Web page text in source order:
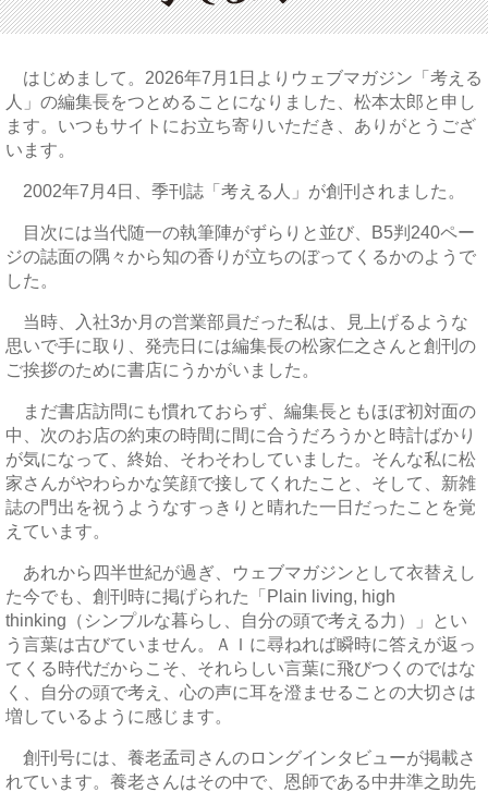
はじめまして。2026年7月1日よりウェブマガジン「考える
人」の編集長をつとめることになりました、松本太郎と申し
ます。いつもサイトにお立ち寄りいただき、ありがとうござ
います。
2002年7月4日、季刊誌「考える人」が創刊されました。
目次には当代随一の執筆陣がずらりと並び、B5判240ペー
ジの誌面の隅々から知の香りが立ちのぼってくるかのようで
した。
当時、入社3か月の営業部員だった私は、見上げるような
思いで手に取り、発売日には編集長の松家仁之さんと創刊の
ご挨拶のために書店にうかがいました。
まだ書店訪問にも慣れておらず、編集長ともほぼ初対面の
中、次のお店の約束の時間に間に合うだろうかと時計ばかり
が気になって、終始、そわそわしていました。そんな私に松
家さんがやわらかな笑顔で接してくれたこと、そして、新雑
誌の門出を祝うようなすっきりと晴れた一日だったことを覚
えています。
あれから四半世紀が過ぎ、ウェブマガジンとして衣替えし
た今でも、創刊時に掲げられた「Plain living, high
thinking（シンプルな暮らし、自分の頭で考える力）」とい
う言葉は古びていません。ＡＩに尋ねれば瞬時に答えが返っ
てくる時代だからこそ、それらしい言葉に飛びつくのではな
く、自分の頭で考え、心の声に耳を澄ませることの大切さは
増しているように感じます。
創刊号には、養老孟司さんのロングインタビューが掲載さ
れています。養老さんはその中で、恩師である中井準之助先